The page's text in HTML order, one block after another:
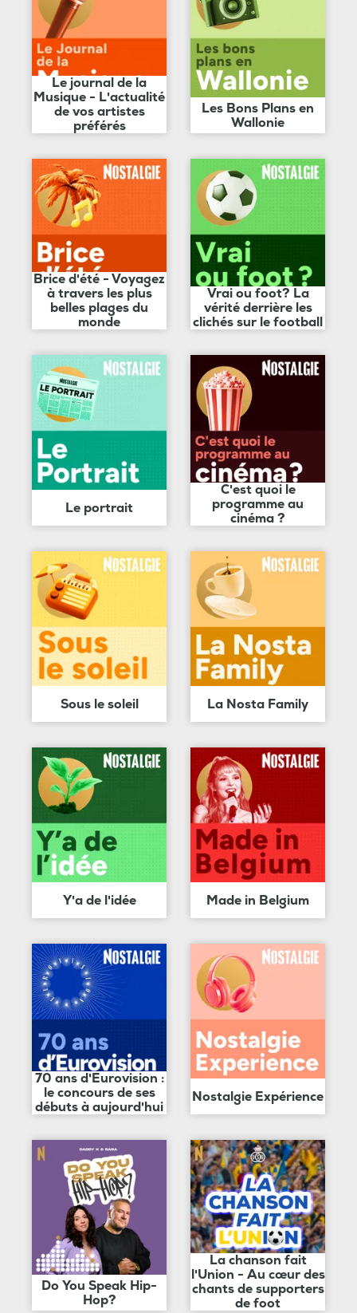
Le journal de la
Musique - L'actualité
de vos artistes
préférés
Les Bons Plans en
Wallonie
Brice d'été - Voyagez
à travers les plus
belles plages du
monde
Vrai ou foot? La
vérité derrière les
clichés sur le football
Le portrait
C'est quoi le
programme au
cinéma ?
Sous le soleil La Nosta Family
Y'a de l'idée Made in Belgium
70 ans d'Eurovision :
le concours de ses
débuts à aujourd'hui
Nostalgie Expérience
Do You Speak Hip-
Hop?
La chanson fait
l'Union - Au cœur des
chants de supporters
de foot